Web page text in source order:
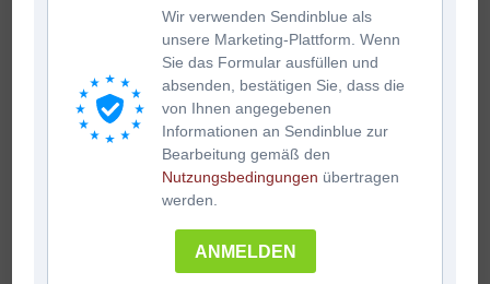
Wir verwenden Sendinblue als
unsere Marketing-Plattform. Wenn
Sie das Formular ausfüllen und
absenden, bestätigen Sie, dass die
von Ihnen angegebenen
Informationen an Sendinblue zur
Bearbeitung gemäß den
Nutzungsbedingungen übertragen
werden.
ANMELDEN